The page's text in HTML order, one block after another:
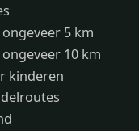
5 km
10 km
kinderen